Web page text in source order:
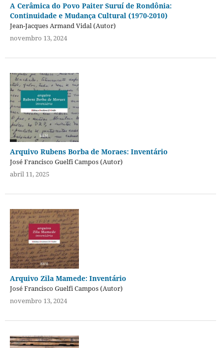
A Cerâmica do Povo Paiter Suruí de Rondônia:
Continuidade e Mudança Cultural (1970-2010)
Jean-Jacques Armand Vidal (Autor)
novembro 13, 2024
Arquivo Rubens Borba de Moraes: Inventário
José Francisco Guelfi Campos (Autor)
abril 11, 2025
Arquivo Zila Mamede: Inventário
José Francisco Guelfi Campos (Autor)
novembro 13, 2024